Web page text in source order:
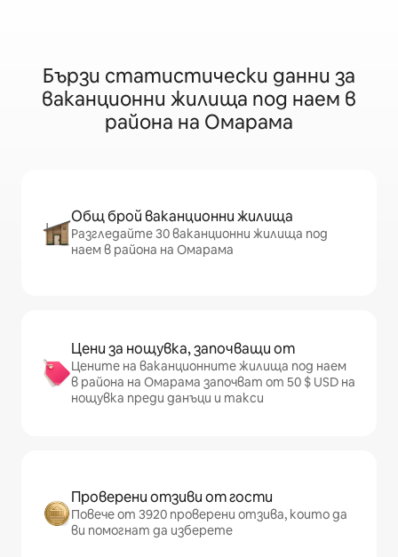
Бързи статистически данни за
ваканционни жилища под наем в
района на Омарама
Общ брой ваканционни жилища
Разгледайте 30 ваканционни жилища под
наем в района на Омарама
Цени за нощувка, започващи от
Цените на ваканционните жилища под наем
в района на Омарама започват от 50 $ USD на
нощувка преди данъци и такси
Проверени отзиви от гости
Повече от 3920 проверени отзива, които да
ви помогнат да изберете